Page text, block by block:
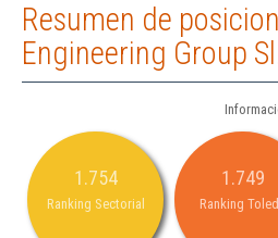
Resumen de
Engineering Group
1.754
Ranking Sectorial
1.749
Ranking